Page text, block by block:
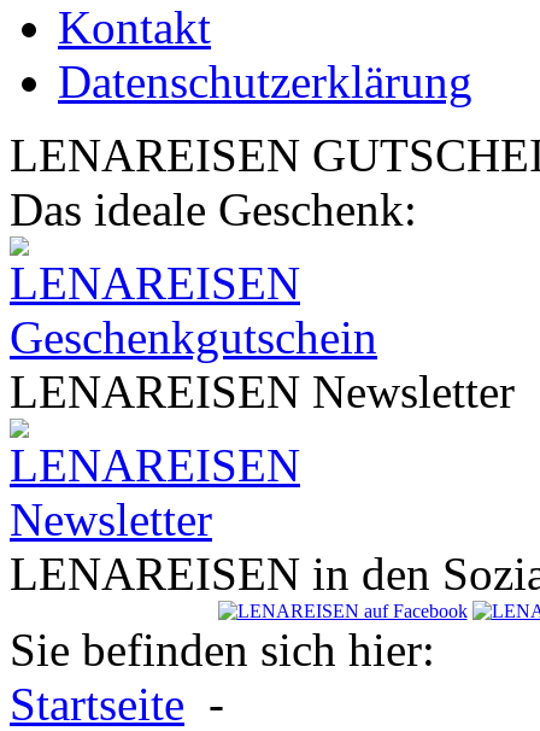
Kontakt
Datenschutzerklärung
LENAREISEN
Das ideale Geschenk:
LENAREISEN Newsletter
LENAREISEN in den
Sie befinden sich hier:
Startseite -